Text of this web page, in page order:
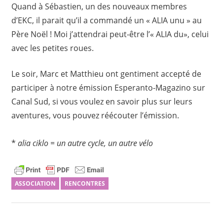
Quand à Sébastien, un des nouveaux membres
d’EKC, il parait qu’il a commandé un « ALIA unu » au
Père Noël ! Moi j’attendrai peut-être l’« ALIA du», celui
avec les petites roues.
Le soir, Marc et Matthieu ont gentiment accepté de
participer à notre émission Esperanto-Magazino sur
Canal Sud, si vous voulez en savoir plus sur leurs
aventures, vous pouvez réécouter l’émission.
* alia ciklo = un autre cycle, un autre vélo
ASSOCIATION RENCONTRES